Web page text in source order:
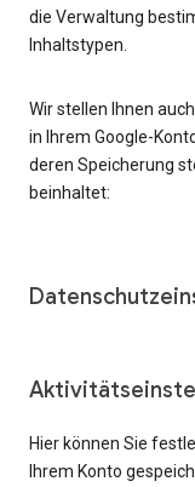
die Verwaltung
Inhaltstypen.
Wir stellen Ihnen
in Ihrem Google-
deren Speicherung
beinhaltet:
Hier können Sie
Ihrem Konto